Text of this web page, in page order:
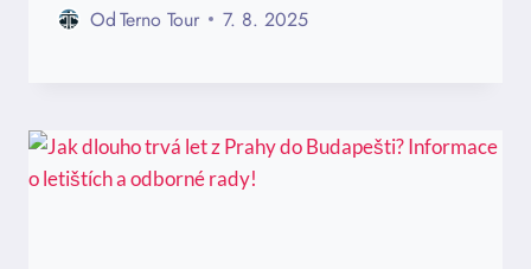
OdTerno Tour 7. 8. 2025